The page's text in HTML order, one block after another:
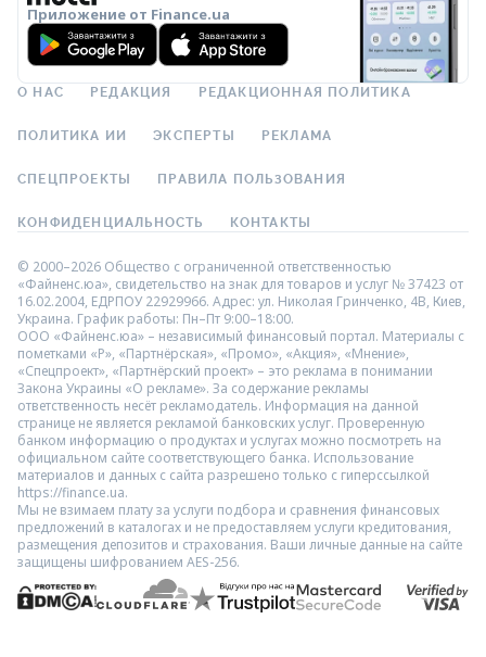
Приложение от Finance.ua
О НАС РЕДАКЦИЯ РЕДАКЦИОННАЯ ПОЛИТИКА
ПОЛИТИКА ИИ ЭКСПЕРТЫ РЕКЛАМА
СПЕЦПРОЕКТЫ ПРАВИЛА ПОЛЬЗОВАНИЯ
КОНФИДЕНЦИАЛЬНОСТЬ КОНТАКТЫ
© 2000–2026 Общество с ограниченной ответственностью
«Файненс.юа», свидетельство на знак для товаров и услуг № 37423 от
16.02.2004, ЕДРПОУ 22929966. Адрес: ул. Николая Гринченко, 4В, Киев,
Украина. График работы: Пн–Пт 9:00–18:00.
ООО «Файненс.юа» – независимый финансовый портал. Материалы с
пометками «Р», «Партнёрская», «Промо», «Акция», «Мнение»,
«Спецпроект», «Партнёрский проект» – это реклама в понимании
Закона Украины «О рекламе». За содержание рекламы
ответственность несёт рекламодатель. Информация на данной
странице не является рекламой банковских услуг. Проверенную
банком информацию о продуктах и услугах можно посмотреть на
официальном сайте соответствующего банка. Использование
материалов и данных с сайта разрешено только с гиперссылкой
https://finance.ua.
Мы не взимаем плату за услуги подбора и сравнения финансовых
предложений в каталогах и не предоставляем услуги кредитования,
размещения депозитов и страхования. Ваши личные данные на сайте
защищены шифрованием AES-256.